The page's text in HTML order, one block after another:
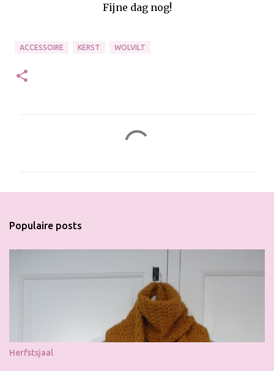
Fijne dag nog!
ACCESSOIRE KERST WOLVILT
Populaire posts
Herfstsjaal